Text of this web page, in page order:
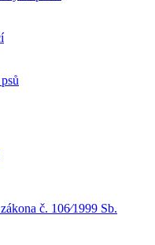
č. 106⁄1999 Sb.